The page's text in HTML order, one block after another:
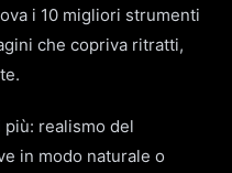
i 10 migliori strumenti
che copriva ritratti,
realismo del
in modo naturale o